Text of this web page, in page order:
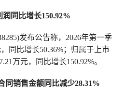
同比增长150.92%
发布公告称，2026年第一季
同比增长50.36%；归属于上市
万元，同比增长150.92%。
同销售金额同比减少28.31%